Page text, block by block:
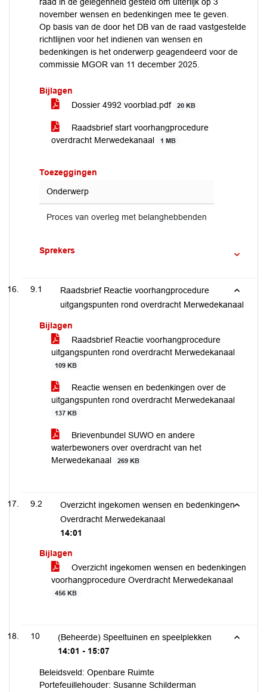
november wensen en bedenkingen mee te geven.
Op basis van de door het DB van de raad vastgestelde
richtlijnen voor het indienen van wensen en
bedenkingen is het onderwerp geagendeerd voor de
commissie MGOR van 11 december 2025.
Bijlagen
Dossier 4992 voorblad.pdf
20 KB
Raadsbrief start voorhangprocedure
overdracht Merwedekanaal
1 MB
Toezeggingen
Onderwerp
Proces van overleg met belanghebbenden
Sprekers
9.1
Raadsbrief Reactie voorhangprocedure
uitgangspunten rond overdracht Merwedekanaal
Bijlagen
Raadsbrief Reactie voorhangprocedure
uitgangspunten rond overdracht Merwedekanaal
109 KB
Reactie wensen en bedenkingen over de
uitgangspunten rond overdracht Merwedekanaal
137 KB
Brievenbundel SUWO en andere
waterbewoners over overdracht van het
Merwedekanaal
269 KB
9.2
Overzicht ingekomen wensen en bedenkingen
Overdracht Merwedekanaal
14:01
Bijlagen
Overzicht ingekomen wensen en bedenkingen
voorhangprocedure Overdracht Merwedekanaal
456 KB
10
(Beheerde) Speeltuinen en speelplekken
14:01 - 15:07
Beleidsveld: Openbare Ruimte
Portefeuillehouder: Susanne Schilderman